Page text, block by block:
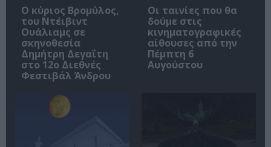
O κύριος Βρομύλος,
του Ντέιβιντ
Ουάλιαμς σε
σκηνοθεσία
Δημήτρη Δεγαΐτη
στο 12ο Διεθνές
Φεστιβάλ Άνδρου
Οι ταινίες που θα
δούμε στις
κινηματογραφικές
αίθουσες από την
Πέμπτη 6
Αυγούστου